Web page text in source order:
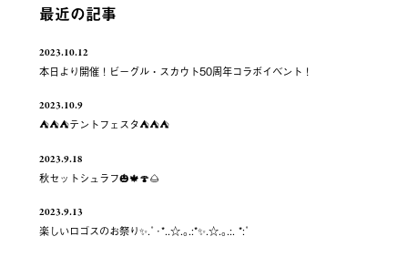
最近の記事
2023.10.12
本日より開催！ビーグル・スカウト50周年コラボイベント！
2023.10.9
⛺️⛺️⛺️テントフェスタ⛺️⛺️⛺️
2023.9.18
秋セットシュラフ🎃🍁🍄🌰
2023.9.13
楽しいロゴスのお祭り✨.ﾟ･*..☆.｡.:*✨.☆.｡.:. *:ﾟ